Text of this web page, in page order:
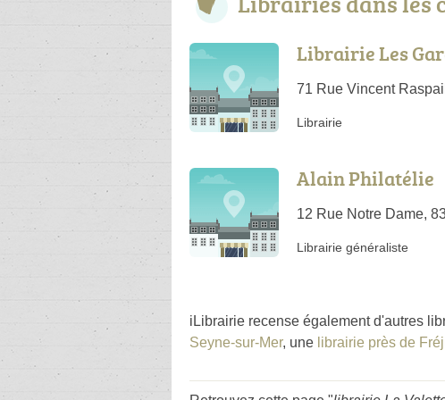
Librairie Les
71 Rue Vincent
Librairie
Alain Philatélie
12 Rue Notre Dame,
Librairie généraliste
iLibrairie recense également d'autres
Seyne-sur-Mer, une librairie près de